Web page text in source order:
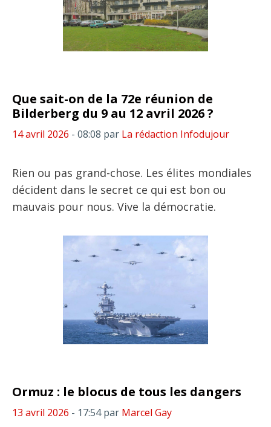
Que sait-on de la 72e réunion de
Bilderberg du 9 au 12 avril 2026 ?
14 avril 2026 - 08:08 par La rédaction Infodujour
Rien ou pas grand-chose. Les élites mondiales
décident dans le secret ce qui est bon ou
mauvais pour nous. Vive la démocratie.
Ormuz : le blocus de tous les dangers
13 avril 2026 - 17:54 par Marcel Gay